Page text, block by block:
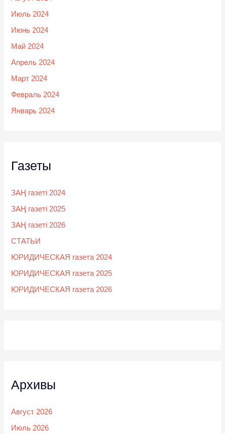
Июль 2024
Июнь 2024
Май 2024
Апрель 2024
Март 2024
Февраль 2024
Январь 2024
Газеты
ЗАҢ газеті 2024
ЗАҢ газеті 2025
ЗАҢ газеті 2026
СТАТЬИ
ЮРИДИЧЕСКАЯ газета 2024
ЮРИДИЧЕСКАЯ газета 2025
ЮРИДИЧЕСКАЯ газета 2026
Архивы
Август 2026
Июль 2026